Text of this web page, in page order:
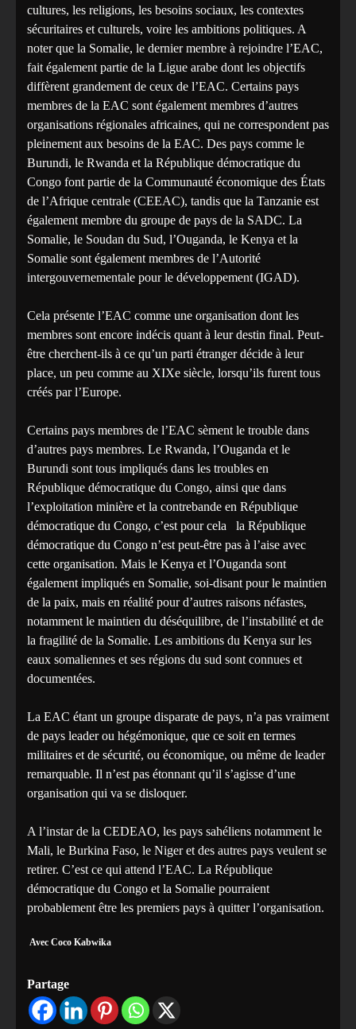
cultures, les religions, les besoins sociaux, les contextes
sécuritaires et culturels, voire les ambitions politiques. A
noter que la Somalie, le dernier membre à rejoindre l’EAC,
fait également partie de la Ligue arabe dont les objectifs
diffèrent grandement de ceux de l’EAC. Certains pays
membres de la EAC sont également membres d’autres
organisations régionales africaines, qui ne correspondent pas
pleinement aux besoins de la EAC. Des pays comme le
Burundi, le Rwanda et la République démocratique du
Congo font partie de la Communauté économique des États
de l’Afrique centrale (CEEAC), tandis que la Tanzanie est
également membre du groupe de pays de la SADC. La
Somalie, le Soudan du Sud, l’Ouganda, le Kenya et la
Somalie sont également membres de l’Autorité
intergouvernementale pour le développement (IGAD).
Cela présente l’EAC comme une organisation dont les
membres sont encore indécis quant à leur destin final. Peut-
être cherchent-ils à ce qu’un parti étranger décide à leur
place, un peu comme au XIXe siècle, lorsqu’ils furent tous
créés par l’Europe.
Certains pays membres de l’EAC sèment le trouble dans
d’autres pays membres. Le Rwanda, l’Ouganda et le
Burundi sont tous impliqués dans les troubles en
République démocratique du Congo, ainsi que dans
l’exploitation minière et la contrebande en République
démocratique du Congo, c’est pour cela la République
démocratique du Congo n’est peut-être pas à l’aise avec
cette organisation. Mais le Kenya et l’Ouganda sont
également impliqués en Somalie, soi-disant pour le maintien
de la paix, mais en réalité pour d’autres raisons néfastes,
notamment le maintien du déséquilibre, de l’instabilité et de
la fragilité de la Somalie. Les ambitions du Kenya sur les
eaux somaliennes et ses régions du sud sont connues et
documentées.
La EAC étant un groupe disparate de pays, n’a pas vraiment
de pays leader ou hégémonique, que ce soit en termes
militaires et de sécurité, ou économique, ou même de leader
remarquable. Il n’est pas étonnant qu’il s’agisse d’une
organisation qui va se disloquer.
A l’instar de la CEDEAO, les pays sahéliens notamment le
Mali, le Burkina Faso, le Niger et des autres pays veulent se
retirer. C’est ce qui attend l’EAC. La République
démocratique du Congo et la Somalie pourraient
probablement être les premiers pays à quitter l’organisation.
Avec Coco Kabwika
Partage